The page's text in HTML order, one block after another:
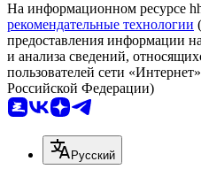
На информационном ресурсе
рекомендательные технологии
предоставления информации
и анализа сведений,
пользователей сети
Российской Федерации)
Русский